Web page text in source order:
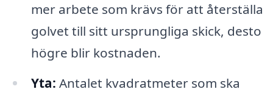
mer arbete som krävs för att återställa
golvet till sitt ursprungliga skick, desto
högre blir kostnaden.
Yta: Antalet kvadratmeter som ska